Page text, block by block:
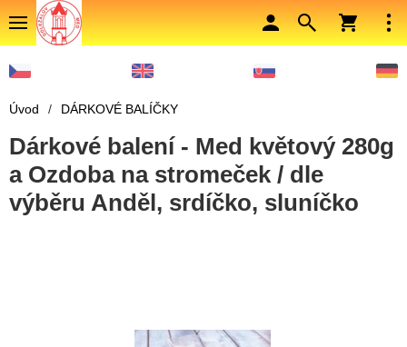
Úvod / DÁRKOVÉ BALÍČKY
Dárkové balení - Med květový 280g
a Ozdoba na stromeček / dle
výběru Anděl, srdíčko, sluníčko